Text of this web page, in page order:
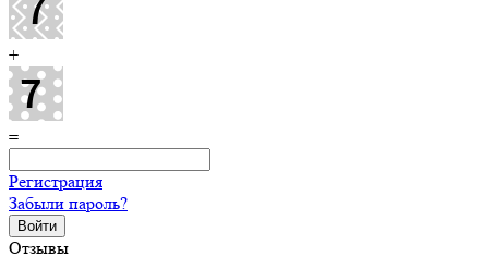
+
=
Регистрация
Забыли пароль?
Отзывы